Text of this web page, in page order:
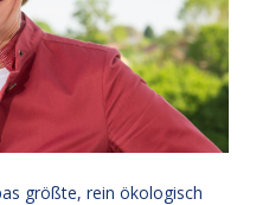
größte, rein ökologisch